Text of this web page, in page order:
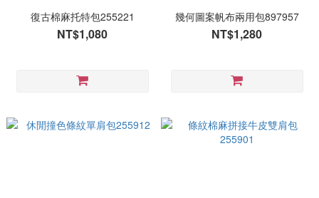
復古棉麻托特包255221
NT$1,080
幾何圖案帆布兩用包897957
NT$1,280